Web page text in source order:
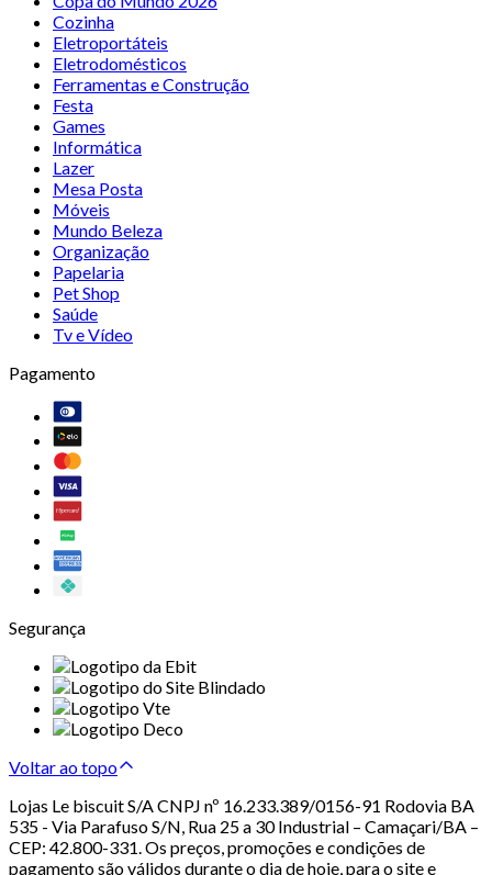
Cozinha
Eletroportáteis
Eletrodomésticos
Ferramentas e Construção
Festa
Games
Informática
Lazer
Mesa Posta
Móveis
Mundo Beleza
Organização
Papelaria
Pet Shop
Saúde
Tv e Vídeo
Pagamento
Segurança
Voltar ao topo
Lojas Le biscuit S/A CNPJ nº 16.233.389/0156-91 Rodovia BA
535 - Via Parafuso S/N, Rua 25 a 30 Industrial – Camaçari/BA –
CEP: 42.800-331. Os preços, promoções e condições de
pagamento são válidos durante o dia de hoje, para o site e